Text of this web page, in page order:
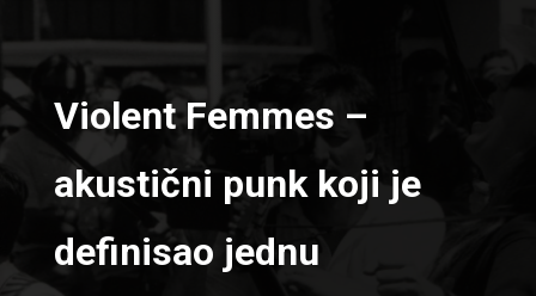
Violent Femmes –
akustični punk koji je
definisao jednu